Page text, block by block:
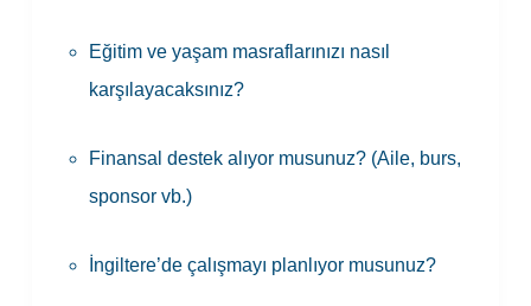
Eğitim ve yaşam masraflarınızı nasıl
karşılayacaksınız?
Finansal destek alıyor musunuz? (Aile, burs,
sponsor vb.)
İngiltere’de çalışmayı planlıyor musunuz?